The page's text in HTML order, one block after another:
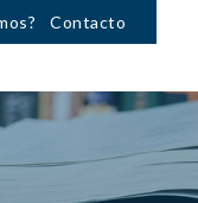
Contacto